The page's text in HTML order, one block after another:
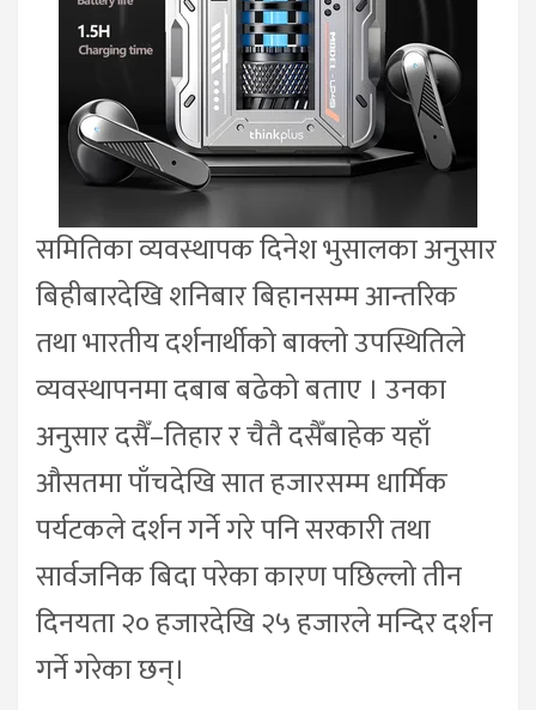
समितिका व्यवस्थापक दिनेश भुसालका अनुसार
बिहीबारदेखि शनिबार बिहानसम्म आन्तरिक
तथा भारतीय दर्शनार्थीको बाक्लो उपस्थितिले
व्यवस्थापनमा दबाब बढेको बताए । उनका
अनुसार दसैँ–तिहार र चैतै दसैँबाहेक यहाँ
औसतमा पाँचदेखि सात हजारसम्म धार्मिक
पर्यटकले दर्शन गर्ने गरे पनि सरकारी तथा
सार्वजनिक बिदा परेका कारण पछिल्लो तीन
दिनयता २० हजारदेखि २५ हजारले मन्दिर दर्शन
गर्ने गरेका छन्।